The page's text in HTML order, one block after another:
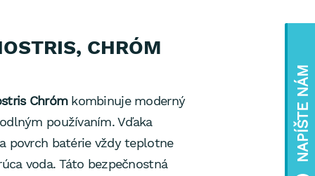
CHRÓM
Chrómkombinuje moderný
používaním. Vďaka
povrch batérie vždy teplotne
voda. Táto bezpečnostná
NAPÍŠTE NÁM